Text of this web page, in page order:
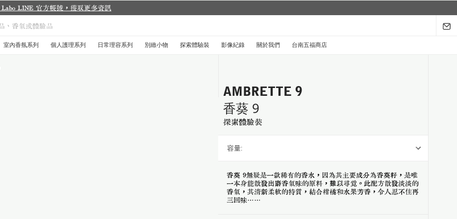
室內香氛系列 個人護理系列 日常理容系列 別緻小物 探索體驗裝 影像紀錄 關於我們 台南五福商店
AMBRETTE 9
香葵 9
探索體驗裝
容量:
香葵 9無疑是一款稀有的香水，因為其主要成分為香葵籽，是唯
一本身能散發出麝香氣味的原料，難以尋覓。此配方散發淡淡的
香氣，其清新柔軟的特質，結合柑橘和水果芳香，令人忍不住再
三回味……